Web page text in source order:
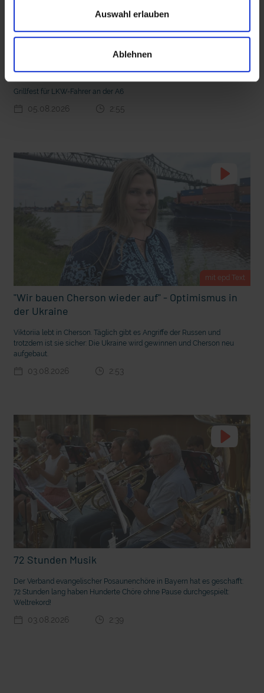
Auswahl erlauben
Ablehnen
Nachhaltige Geldanlage: Rendite mit gutem Gewissen?
Ostern erleben wie vor 2000 Jahren in Jerusalem
Seelsorge für Trucker: "Könige der Landstraße"
oder "Deppen der Nation"?
Grillfest für LKW-Fahrer an der A6
05.08.2026 2:55
mit epd Text
"Wir bauen Cherson wieder auf" - Optimismus in
der Ukraine
Viktoriia lebt in Cherson. Täglich gibt es Angriffe der Russen und
trotzdem ist sie sicher: Die Ukraine wird gewinnen und Cherson neu
aufgebaut.
03.08.2026 2:53
72 Stunden Musik
Der Verband evangelischer Posaunenchöre in Bayern hat es geschafft:
72 Stunden lang haben Hunderte Chöre ohne Pause durchgespielt:
Weltrekord!
03.08.2026 2:39